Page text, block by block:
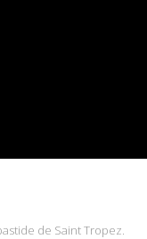
de Saint Tropez.